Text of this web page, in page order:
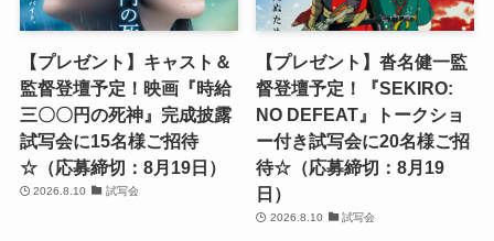
【プレゼント】キャスト＆
監督登壇予定！映画『時給
三〇〇円の死神』完成披露
試写会に15名様ご招待
☆（応募締切：8月19日）
2026.8.10 試写会
【プレゼント】沓名健一監
督登壇予定！『SEKIRO:
NO DEFEAT』トークショ
ー付き試写会に20名様ご招
待☆（応募締切：8月19
日）
2026.8.10 試写会